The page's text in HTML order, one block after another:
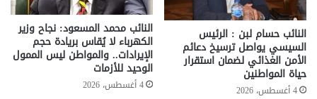
النائب حسام لبن : الرئيس
السيسي يواصل ترسيخ دعائم
الأمن الغذائي لضمان استقرار
حياة المواطنين
4 أغسطس، 2026
النائب محمد المسعود: نجاح وزير
الكهرباء لا يُقاس بريادة حجم
الإيرادات.. والمواطن ليس الممول
الوحيد للأزمات
4 أغسطس، 2026